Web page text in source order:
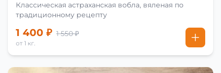
Классическая астраханская вобла, вяленая по
традиционному рецепту
1 400 ₽ 1 550 ₽
от 1 кг.